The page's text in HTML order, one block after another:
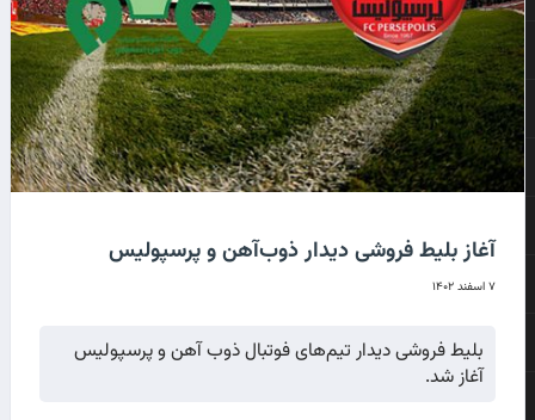
آغاز بلیط فروشی دیدار ذوب‌آهن و پرسپولیس
۷ اسفند ۱۴۰۲
بلیط فروشی دیدار تیم‌های فوتبال ذوب آهن و پرسپولیس
آغاز شد.